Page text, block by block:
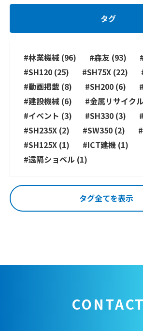
タグ
#林業機械 (96) #森友 (93)
#SH120 (25)
#SH75X (22)
#動画掲載 (8)
#SH200 (6)
#建設機械 (6)
#金属リサイク
#イベント (3)
#SH330 (3)
#SH235X (2)
#SW350 (2)
#SH125X (1)
#ICT建機 (1)
#遠隔ショベル (1)
タグ全てを表示
CONTACT